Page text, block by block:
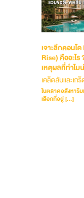
เจาะลึกคอนโ
Rise) คืออะไ
เหตุผลที่ทำไ
เคล็ดลับและเก
ในตลาดอสังหาริ
เลือกที่อยู่ […]